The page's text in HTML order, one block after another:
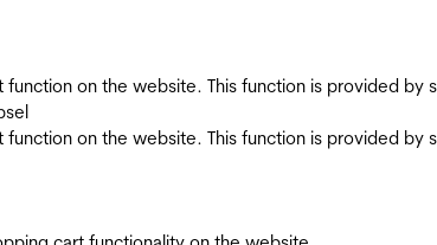
on the website. This function is provided by
on the website. This function is provided by